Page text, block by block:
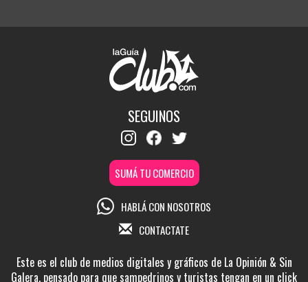
SEGUINOS
SUMÁ TU COMERCIO
HABLÁ CON NOSOTROS
CONTACTATE
Este es el club de medios digitales y gráficos de La Opinión & Sin
Galera, pensado para que sampedrinos y turistas tengan en un click